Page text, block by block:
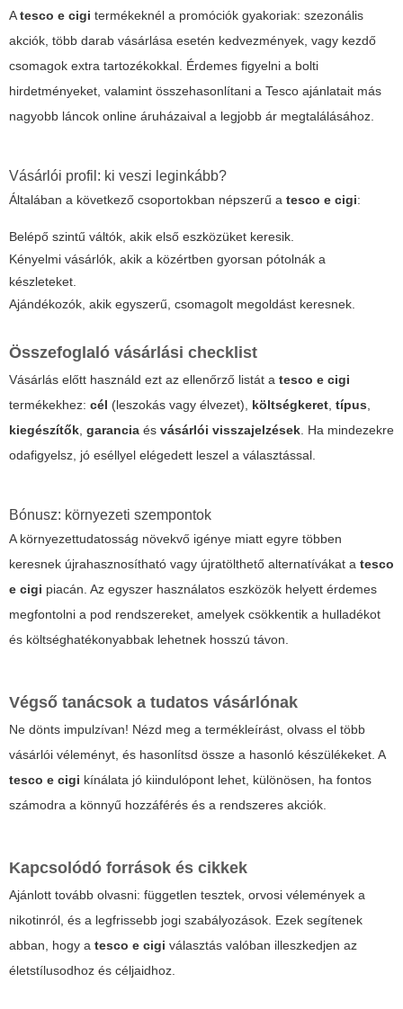
Atesco e cigi termékeknél a promóciók gyakoriak: szezonális
akciók, több darab vásárlása esetén kedvezmények, vagy kezdő
csomagok extra tartozékokkal. Érdemes figyelni a bolti
hirdetményeket, valamint összehasonlítani a Tesco ajánlatait más
nagyobb láncok online áruházaival a legjobb ár megtalálásához.
Vásárlói profil: ki veszi leginkább?
Általában a következő csoportokban népszerű a tesco e cigi:
Belépő szintű váltók, akik első eszközüket keresik.
Kényelmi vásárlók, akik a közértben gyorsan pótolnák a
készleteket.
Ajándékozók, akik egyszerű, csomagolt megoldást keresnek.
Összefoglaló vásárlási checklist
Vásárlás előtt használd ezt az ellenőrző listát a tesco e cigi
termékekhez: cél (leszokás vagy élvezet), költségkeret típus
kiegészítők garancia és vásárlói visszajelzések . Ha mindezekre
odafigyelsz, jó eséllyel elégedett leszel a választással.
Bónusz: környezeti szempontok
A környezettudatosság növekvő igénye miatt egyre többen
keresnek újrahasznosítható vagy újratölthető alternatívákat a tesco
e cigi piacán. Az egyszer használatos eszközök helyett érdemes
megfontolni a pod rendszereket, amelyek csökkentik a hulladékot
és költséghatékonyabbak lehetnek hosszú távon.
Végső tanácsok a tudatos vásárlónak
Ne dönts impulzívan! Nézd meg a termékleírást, olvass el több
vásárlói véleményt, és hasonlítsd össze a hasonló készülékeket. A
tesco e cigi kínálata jó kiindulópont lehet, különösen, ha fontos
számodra a könnyű hozzáférés és a rendszeres akciók.
Kapcsolódó források és cikkek
Ajánlott tovább olvasni: független tesztek, orvosi vélemények a
nikotinról, és a legfrissebb jogi szabályozások. Ezek segítenek
abban, hogy a tesco e cigi választás valóban illeszkedjen az
életstílusodhoz és céljaidhoz.